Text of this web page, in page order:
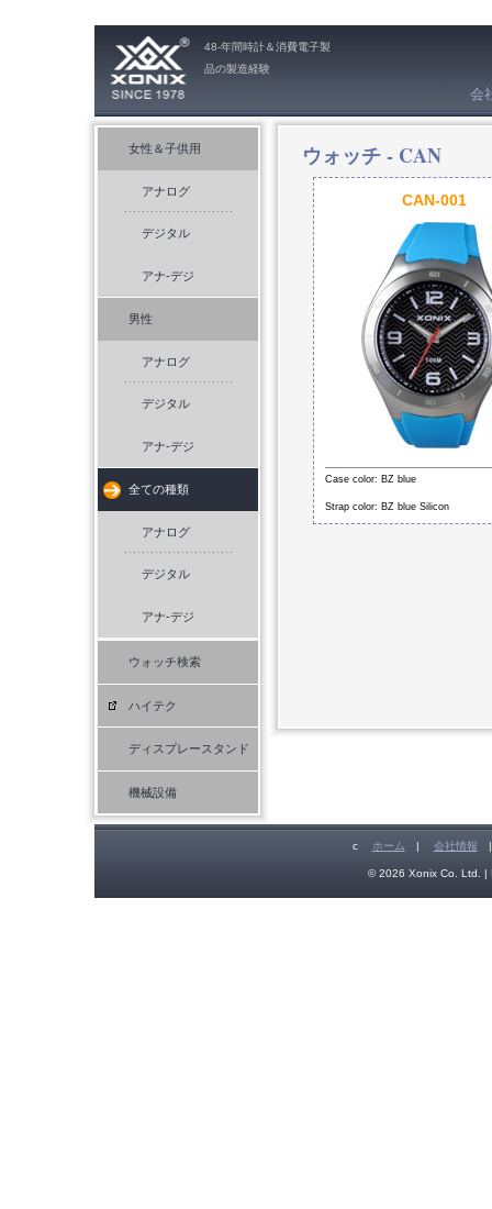
48-年間時計＆消費電子製
品の製造経験
会
女性＆子供用
アナログ
デジタル
アナ-デジ
男性
アナログ
デジタル
アナ-デジ
全ての種類
アナログ
デジタル
アナ-デジ
ウォッチ検索
ハイテク
ディスプレースタンド
機械設備
ウォッチ - CAN
CAN-001
Case color: BZ blue
Strap color: BZ blue Silicon
c ホーム | 会社情報
© 2026 Xonix Co. Ltd. |